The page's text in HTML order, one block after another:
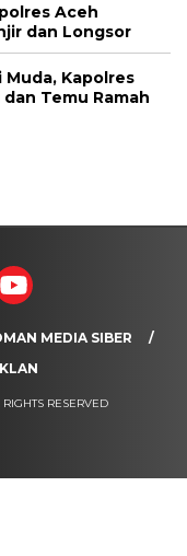
Aceh
dan Longsor
Kapolres
Temu Ramah
MEDIA SIBER
RESERVED